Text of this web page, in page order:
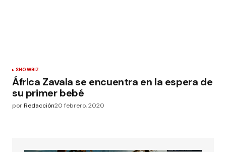
SHOWBIZ
África Zavala se encuentra en la espera de
su primer bebé
porRedacción20 febrero, 2020